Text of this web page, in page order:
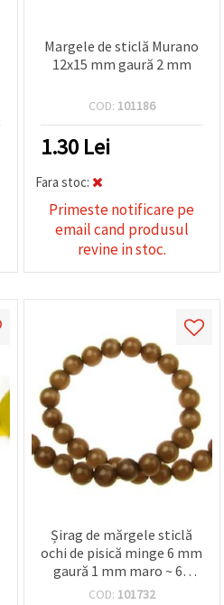
Margele de sticlă Murano
12x15 mm gaură 2 mm
COD: 101186
1.30 Lei
Fara stoc:
Primeste notificare pe
email cand produsul
revine in stoc.
Șirag de mărgele sticlă
ochi de pisică minge 6 mm
gaură 1 mm maro ~ 66
bucăți
COD: 101732